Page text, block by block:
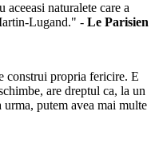
naturalete care a
Lugand." - Le Parisien
construi propria fericire. E
are dreptul ca, la un
urma, putem avea mai multe